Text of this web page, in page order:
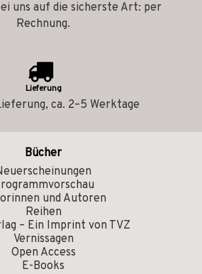
uns auf die sicherste Art: per
Rechnung.
Lieferung
ca. 2–5 Werktage
Bücher
und Autoren
Reihen
– Ein Imprint von TVZ
Vernissagen
Open Access
E-Books